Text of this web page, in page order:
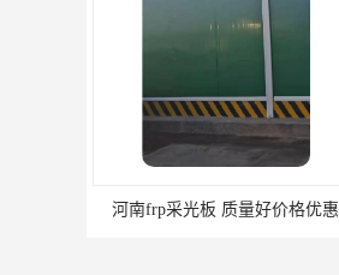
郑州楼层板厂家直销 *